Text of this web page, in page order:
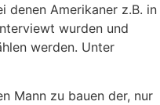
denen Amerikaner z.B. in
wurden und
werden. Unter
Mann zu bauen der, nur